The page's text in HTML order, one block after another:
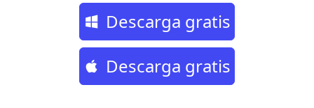
Descarga gratis
Descarga gratis